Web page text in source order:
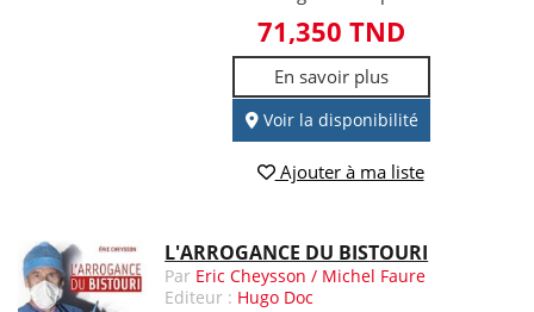
71,350 TND
En savoir plus
Voir la disponibilité
Ajouter à ma liste
L'ARROGANCE DU BISTOURI
Par Eric Cheysson / Michel Faure
Editeur : Hugo Doc